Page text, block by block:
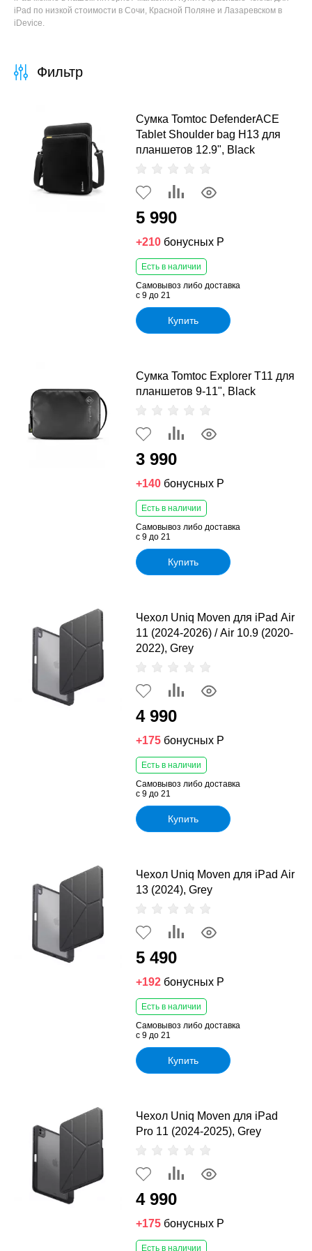
iPad по низкой стоимости в Сочи, Красной Поляне и Лазаревском в
iDevice.
Сумка Tomtoc DefenderACE
Tablet Shoulder bag H13 для
планшетов 12.9", Black
5 990
+210 бонусных Р
Есть в наличии
Самовывоз либо доставка
с 9 до 21
Купить
Сумка Tomtoc Explorer T11 для
планшетов 9-11", Black
3 990
+140 бонусных Р
Есть в наличии
Самовывоз либо доставка
с 9 до 21
Купить
Чехол Uniq Moven для iPad Air
11 (2024-2026) / Air 10.9 (2020-
2022), Grey
4 990
+175 бонусных Р
Есть в наличии
Самовывоз либо доставка
с 9 до 21
Купить
Чехол Uniq Moven для iPad Air
13 (2024), Grey
5 490
+192 бонусных Р
Есть в наличии
Самовывоз либо доставка
с 9 до 21
Купить
Чехол Uniq Moven для iPad
Pro 11 (2024-2025), Grey
4 990
+175 бонусных Р
Есть в наличии
Фильтр